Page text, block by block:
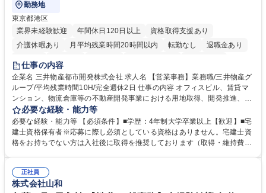
勤務地
東京都港区
業界未経験歓迎
年間休日120日以上
資格取得支援あり
介護休暇あり
月平均残業時間20時間以内 転勤なし
退職金あり
在宅OK
賞与あり
駅近5分以内
土日祝休み 寮・社宅あり
仕事の内容
企業名 三井物産都市開発株式会社 求人名 【営業事務】業務職/三井物産グ
ループ/平均残業時間10H/完全週休2日 仕事の内容 オフィスビル、賃貸マ
ンション、物流倉庫等の不動産開発事業における用地取得、開発推進、賃
貸運営、売却、仲介・活用提案等を行う営業部門において事務業務を担当
いただきます。 【詳細】・契約書管理、契約書製本、捺印対応、ファイリ
ング、登記簿取得、調書取得・支払業務（各種費用支払、支払管理、請
求・支払データ登録、取引先マスター申請対応）・予算作成及び予実管
の他に担当頂く業務が発生する場合があります。 募集職種 【営業事務】
業務職/三井物産グループ/平均残業時間10H/完全週休2日
必要な経験・能力等
必要な経験・能力等 【必須条件】■学歴：4年制大学卒業以上【歓迎】■宅
建士資格保有者※応募に際し必須としている資格はありません。宅建士資
格をお持ちでない方は入社後に取得を推奨しております（取得・維持費用
ション力がある方。 ・チャレンジを厭わず、粘り強く業務に取り組める
方。多様な関係者と謙虚に信頼関係を構築でき、期限を意識したスケジュ
正社員
株式会社山和